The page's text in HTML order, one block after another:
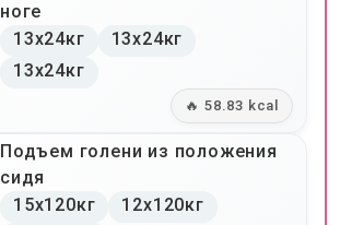
ноге
13x24кг
13x24кг
13x24кг
🔥 58.83 kcal
Подъем голени из положения
сидя
15x120кг
12x120кг